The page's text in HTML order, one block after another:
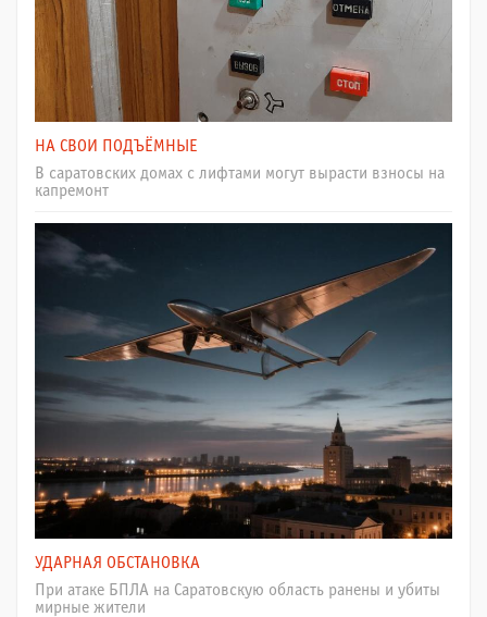
НА СВОИ ПОДЪЁМНЫЕ
В саратовских домах с лифтами могут вырасти взносы на
капремонт
УДАРНАЯ ОБСТАНОВКА
При атаке БПЛА на Саратовскую область ранены и убиты
мирные жители